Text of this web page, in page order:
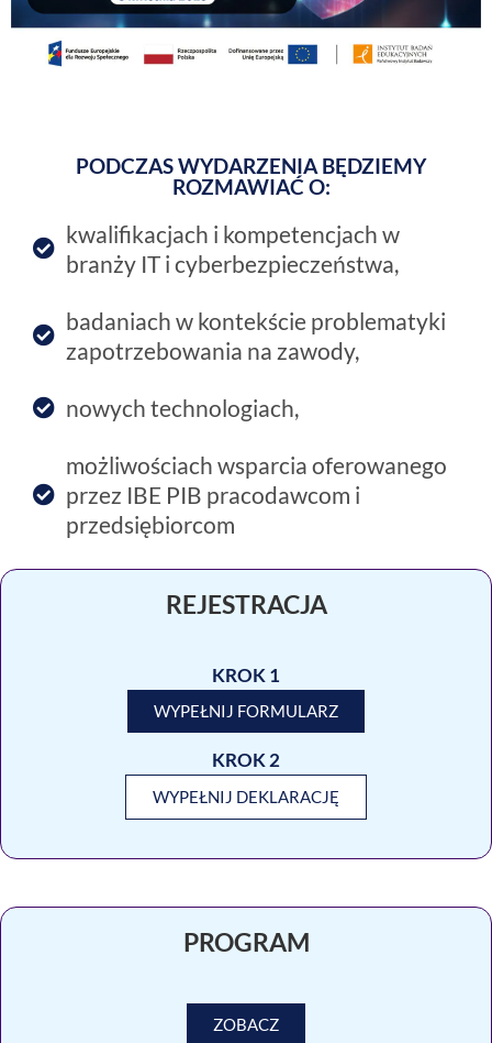
PODCZAS WYDARZENIA BĘDZIEMY
ROZMAWIAĆ O:
kwalifikacjach i kompetencjach w
branży IT i cyberbezpieczeństwa,
badaniach w kontekście problematyki
zapotrzebowania na zawody,
nowych technologiach,
możliwościach wsparcia oferowanego
przez IBE PIB pracodawcom i
przedsiębiorcom
REJESTRACJA
KROK 1
WYPEŁNIJ FORMULARZ
KROK 2
WYPEŁNIJ DEKLARACJĘ
PROGRAM
ZOBACZ